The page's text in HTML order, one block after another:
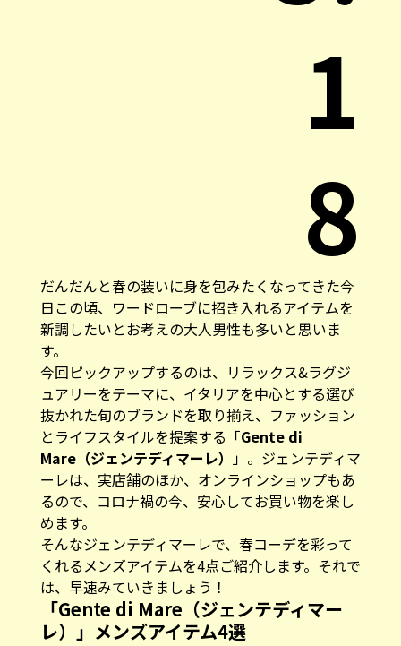
1
8
だんだんと春の装いに身を包みたくなってきた今
日この頃、ワードローブに招き入れるアイテムを
新調したいとお考えの大人男性も多いと思いま
す。
今回ピックアップするのは、リラックス&ラグジ
ュアリーをテーマに、イタリアを中心とする選び
抜かれた旬のブランドを取り揃え、ファッション
とライフスタイルを提案する「Gente di
Mare（ジェンテディマーレ） 」。ジェンテディマ
ーレは、実店舗のほか、 オンラインショップもあ
るので、コロナ禍の今、安心してお買い物を楽し
めます。
そんなジェンテディマーレで、春コーデを彩って
くれるメンズアイテムを4点ご紹介します。それで
は、早速みていきましょう！
「Gente di Mare（ジェンテディマー
レ）」メンズアイテム4選